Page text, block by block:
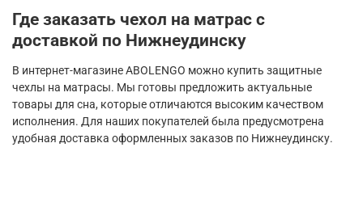
Где заказать чехол на матрас с
доставкой по Нижнеудинску
В интернет-магазине ABOLENGO можно купить защитные
чехлы на матрасы. Мы готовы предложить актуальные
товары для сна, которые отличаются высоким качеством
исполнения. Для наших покупателей была предусмотрена
удобная доставка оформленных заказов по Нижнеудинску.